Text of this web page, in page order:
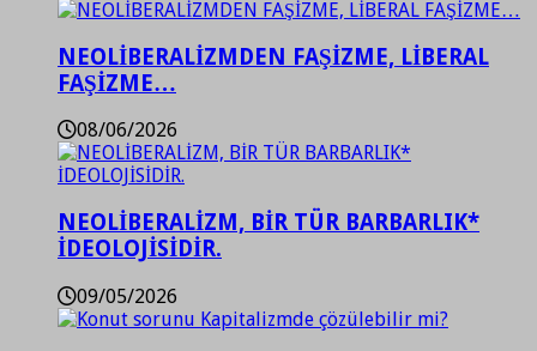
NEOLİBERALİZMDEN FAŞİZME, LİBERAL
FAŞİZME…
08/06/2026
NEOLİBERALİZM, BİR TÜR BARBARLIK*
İDEOLOJİSİDİR.
09/05/2026